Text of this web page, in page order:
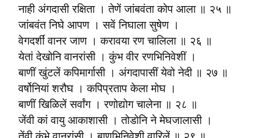
नाही अंगदासी रक्षिता । तेणें जांबवंता कोप आला ॥ २५ ॥
जांबवंत निघे आपण । सवें निघाला सुषेण ।
वेगदर्शीं वानर जाण । करावया रण चालिला ॥ २६ ॥
येतां देखोनि वानरांसी । कुंभ वीर रणभिनिवेशीं ।
बाणीं खुंटलें कपिमार्गासी । अंगदापासीं येवो नेदी ॥ २७ ॥
वर्षोनियां शरौघ । कपिप्रताप केला मोघ ।
बाणीं खिळिलें सर्वांग । रणोद्योग चालेना ॥ २८ ॥
जेंवी कां वायु आकाशासी । तोडोनि ने मेघजालासी ।